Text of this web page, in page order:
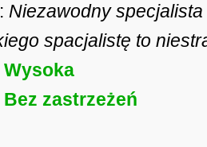
Niezawodny
spacjalistę to
Wysoka
Bez zastrzeżeń